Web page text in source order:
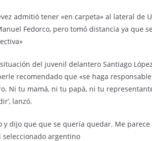
admitió tener «en carpeta» al lateral de
Fedorco, pero tomó distancia ya que
del juvenil delantero Santiago
recomendado que «se haga
Ni tu mamá, ni tu papá, ni tu
lanzó.
y dijo que que se quería quedar. Me
argentino